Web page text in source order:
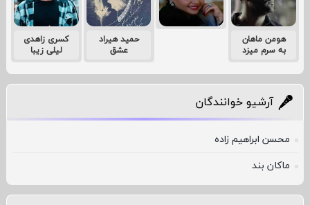
هومن ماهان
به سرم میزد
حمید هیراد
عشق
کسری زاهدی
لیلی زیبا
آرشیو خوانندگان
محسن ابراهیم زاده
ماکان بند